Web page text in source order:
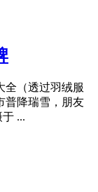
全（透过羽绒服
普降瑞雪，朋友
...